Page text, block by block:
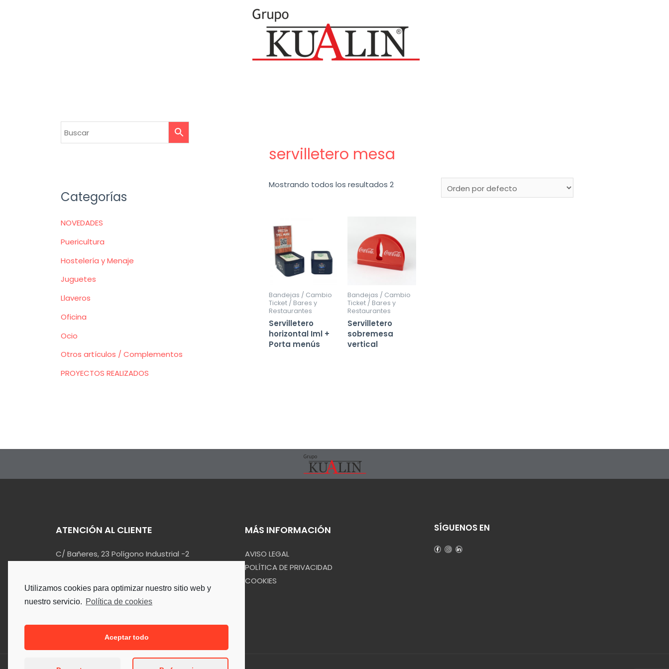
Utilizamos cookies para optimizar nuestro sitio web y
nuestro servicio. Política de cookies
Aceptar todo
Categorías
NOVEDADES
Puericultura
Hostelería y Menaje
Juguetes
Llaveros
Oficina
Ocio
Otros artículos / Complementos
PROYECTOS REALIZADOS
servilletero mesa
Mostrando todos los resultados 2
Bandejas / Cambio
Ticket / Bares y
Restaurantes
Servilletero
horizontal Iml +
Porta menús
Bandejas / Cambio
Ticket / Bares y
Restaurantes
Servilletero
sobremesa
vertical
ATENCIÓN AL CLIENTE
C/ Bañeres, 23 Polígono Industrial -2
965 55 34 90
MÁS INFORMACIÓN
AVISO LEGAL
POLÍTICA DE PRIVACIDAD
COOKIES
SÍGUENOS EN